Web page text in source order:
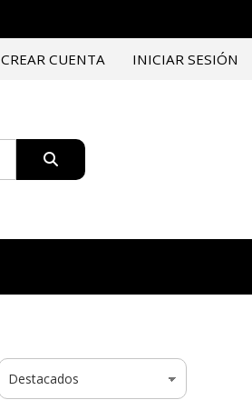
CREAR CUENTA INICIAR SESIÓN